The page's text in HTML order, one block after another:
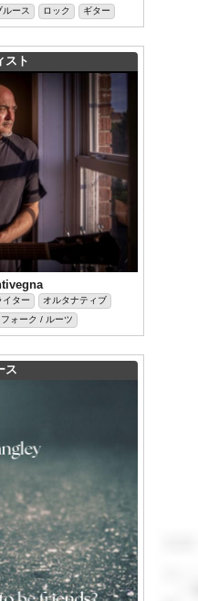
ルース ロック ギター
スト
イター
オルタナティブ
フォーク / ルーツ
ス